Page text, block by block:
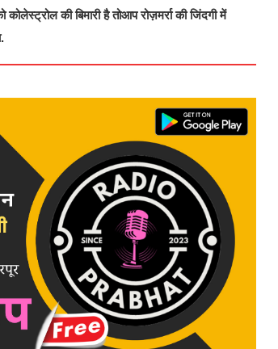
की बिमारी है तोआप रोज़मर्रा की जिंदगी में